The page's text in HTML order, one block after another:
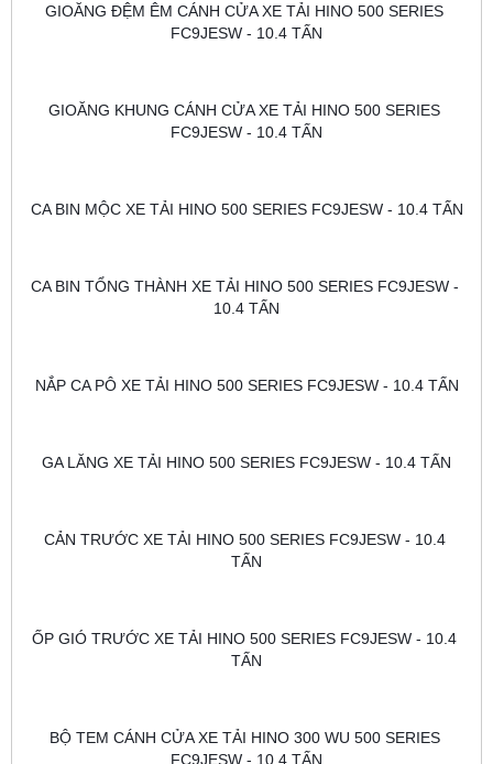
GIOĂNG ĐỆM ÊM CÁNH CỬA XE TẢI HINO 500 SERIES
FC9JESW - 10.4 TẤN
GIOĂNG KHUNG CÁNH CỬA XE TẢI HINO 500 SERIES
FC9JESW - 10.4 TẤN
CA BIN MỘC XE TẢI HINO 500 SERIES FC9JESW - 10.4 TẤN
CA BIN TỔNG THÀNH XE TẢI HINO 500 SERIES FC9JESW -
10.4 TẤN
NẮP CA PÔ XE TẢI HINO 500 SERIES FC9JESW - 10.4 TẤN
GA LĂNG XE TẢI HINO 500 SERIES FC9JESW - 10.4 TẤN
CẢN TRƯỚC XE TẢI HINO 500 SERIES FC9JESW - 10.4
TẤN
ỐP GIÓ TRƯỚC XE TẢI HINO 500 SERIES FC9JESW - 10.4
TẤN
BỘ TEM CÁNH CỬA XE TẢI HINO 300 WU 500 SERIES
FC9JESW - 10.4 TẤN